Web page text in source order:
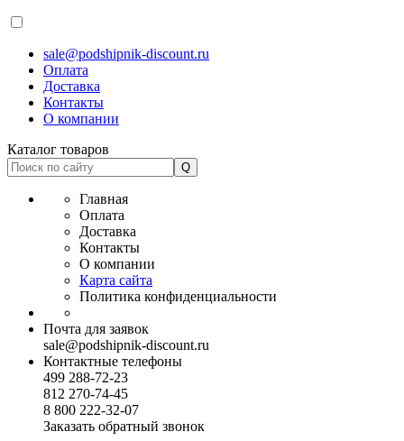
sale@podshipnik-discount.ru
Оплата
Доставка
Контакты
О компании
Каталог товаров
Главная
Оплата
Доставка
Контакты
О компании
Карта сайта
Политика конфиденциальности
Почта для заявок
sale@podshipnik-discount.ru
Контактные телефоны
499 288-72-23
812 270-74-45
8 800 222-32-07
Заказать обратный звонок